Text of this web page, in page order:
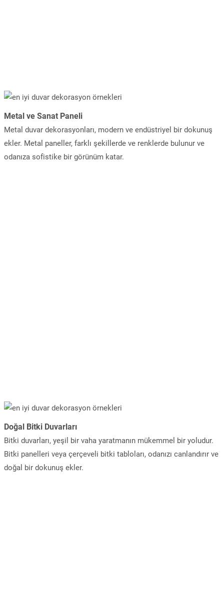
Metal ve Sanat Paneli
Metal duvar dekorasyonları, modern ve endüstriyel bir dokunuş
ekler. Metal paneller, farklı şekillerde ve renklerde bulunur ve
odanıza sofistike bir görünüm katar.
Doğal Bitki Duvarları
Bitki duvarları, yeşil bir vaha yaratmanın mükemmel bir yoludur.
Bitki panelleri veya çerçeveli bitki tabloları, odanızı canlandırır ve
doğal bir dokunuş ekler.